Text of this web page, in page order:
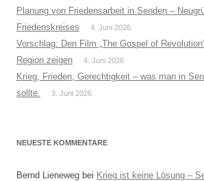
Planung von Friedensarbeit in Senden –
Friedenskreises
4. Juni 2026
Vorschlag: Den Film „The Gospel of
Region zeigen
4. Juni 2026
Krieg, Frieden, Gerechtigkeit – was man in
sollte.
3. Juni 2026
NEUESTE KOMMENTARE
Bernd Lieneweg bei Krieg ist keine Lösung –